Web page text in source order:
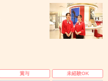
賞与
未経験OK